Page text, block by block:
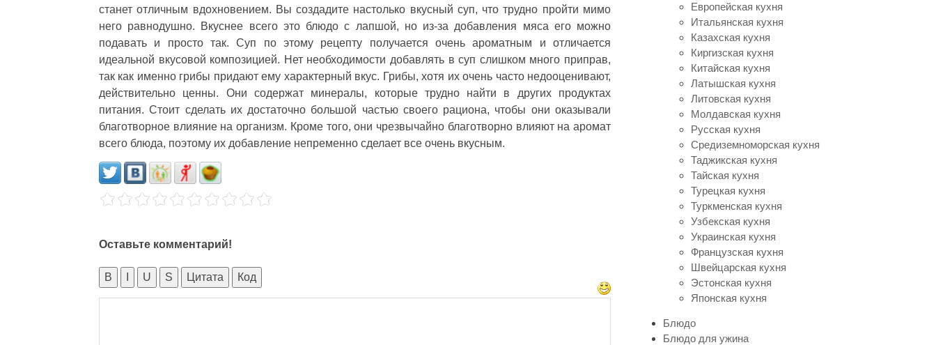
станет отличным вдохновением. Вы создадите настолько вкусный суп, что трудно пройти мимо
него равнодушно. Вкуснее всего это блюдо с лапшой, но из-за добавления мяса его можно
подавать и просто так. Суп по этому рецепту получается очень ароматным и отличается
идеальной вкусовой композицией. Нет необходимости добавлять в суп слишком много приправ,
так как именно грибы придают ему характерный вкус. Грибы, хотя их очень часто недооценивают,
действительно ценны. Они содержат минералы, которые трудно найти в других продуктах
питания. Стоит сделать их достаточно большой частью своего рациона, чтобы они оказывали
благотворное влияние на организм. Кроме того, они чрезвычайно благотворно влияют на аромат
всего блюда, поэтому их добавление непременно сделает все очень вкусным.
Оставьте комментарий!
B U S Цитата Код
Европейская кухня
Итальянская кухня
Казахская кухня
Киргизская кухня
Китайская кухня
Латышская кухня
Литовская кухня
Молдавская кухня
Русская кухня
Средиземноморская кухня
Таджикская кухня
Тайская кухня
Турецкая кухня
Туркменская кухня
Узбекская кухня
Украинская кухня
Французская кухня
Швейцарская кухня
Эстонская кухня
Японская кухня
Блюдо
Блюдо для ужина